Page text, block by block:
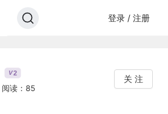
登录 / 注册
V2
阅读：85
关 注